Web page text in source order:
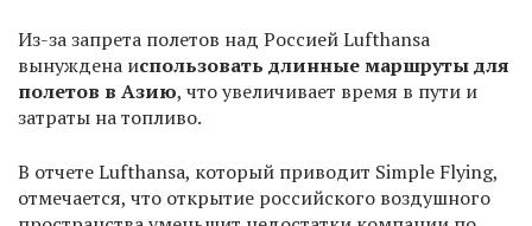
Из-за запрета полетов над Россией Lufthansa
вынуждена использовать длинные маршруты для
полетов в Азию, что увеличивает время в пути и
затраты на топливо.
В отчете Lufthansa, который приводит Simple Flying,
отмечается, что открытие российского воздушного